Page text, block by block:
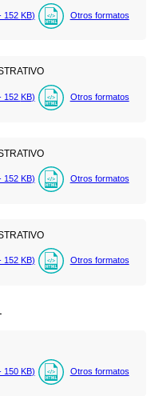
152 KB) Otros formatos
152 KB) Otros formatos
152 KB) Otros formatos
152 KB) Otros formatos
150 KB) Otros formatos